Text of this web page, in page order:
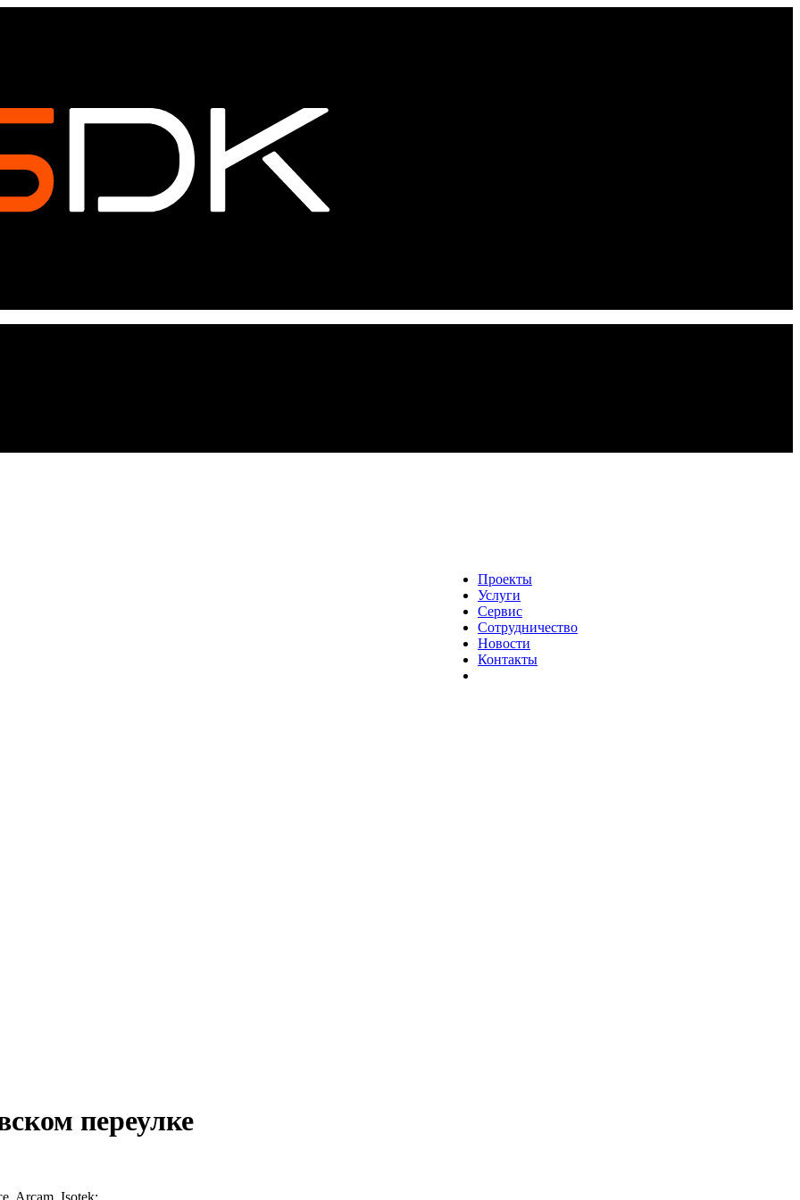
Проекты
Услуги
Сервис
Сотрудничество
Новости
Контакты
переулке
Arcam, Isotek;